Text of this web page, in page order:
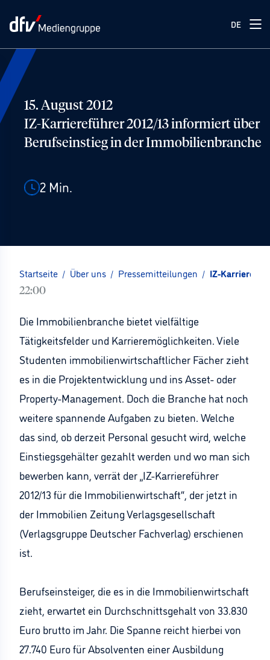
DE
15. August 2012
IZ-Karriereführer 2012/13 informiert über
Berufseinstieg in der Immobilienbranche
2 Min.
Startseite / Über uns / Pressemitteilungen / IZ-
22:00
Die Immobilienbranche bietet vielfältige
Tätigkeitsfelder und Karrieremöglichkeiten. Viele
Studenten immobilienwirtschaftlicher Fächer zieht
es in die Projektentwicklung und ins Asset- oder
Property-Management. Doch die Branche hat noch
weitere spannende Aufgaben zu bieten. Welche
das sind, ob derzeit Personal gesucht wird, welche
Einstiegsgehälter gezahlt werden und wo man sich
bewerben kann, verrät der „IZ-Karriereführer
2012/13 für die Immobilienwirtschaft“, der jetzt in
der Immobilien Zeitung Verlagsgesellschaft
(Verlagsgruppe Deutscher Fachverlag) erschienen
ist.
Berufseinsteiger, die es in die Immobilienwirtschaft
zieht, erwartet ein Durchschnittsgehalt von 33.830
Euro brutto im Jahr. Die Spanne reicht hierbei von
27.740 Euro für Absolventen einer Ausbildung